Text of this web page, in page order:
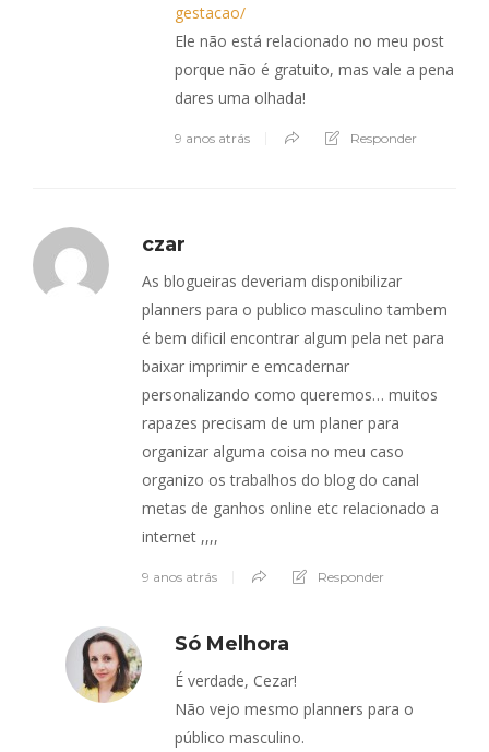
gestacao/
Ele não está relacionado no meu post
porque não é gratuito, mas vale a pena
dares uma olhada!
9 anos atrás Responder
czar
As blogueiras deveriam disponibilizar
planners para o publico masculino tambem
é bem dificil encontrar algum pela net para
baixar imprimir e emcadernar
personalizando como queremos… muitos
rapazes precisam de um planer para
organizar alguma coisa no meu caso
organizo os trabalhos do blog do canal
metas de ganhos online etc relacionado a
internet ,,,,
9 anos atrás Responder
Só Melhora
É verdade, Cezar!
Não vejo mesmo planners para o
público masculino.